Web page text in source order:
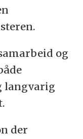
og
langvarig
der